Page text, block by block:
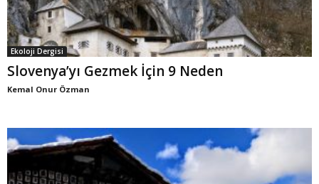
Ekoloji Dergisi
Slovenya’yı Gezmek İçin 9 Neden
Kemal Onur Özman